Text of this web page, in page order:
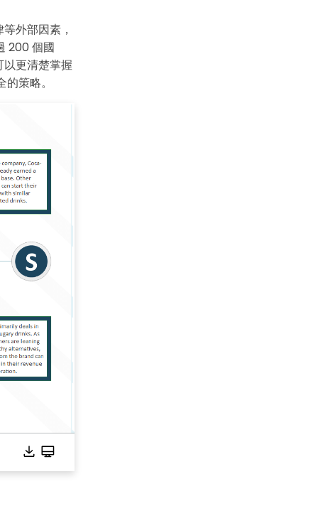
外部因素，
200 個國
以更清楚掌握
策略。
(AI & Web)
免費綫上試用